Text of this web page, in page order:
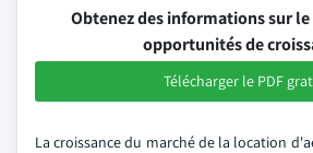
Obtenez des informations sur
opportunités de
Télécharger le PDF
La croissance du marché de la location